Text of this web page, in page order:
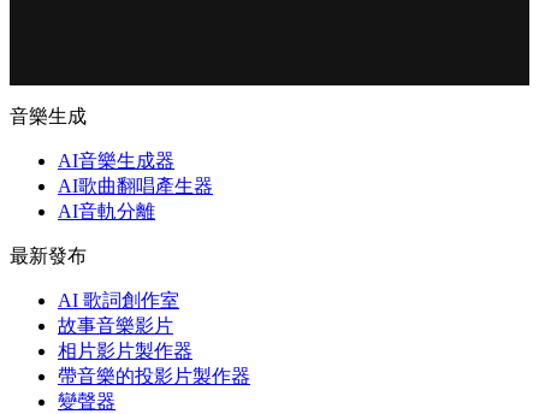
音樂生成
AI音樂生成器
AI歌曲翻唱產生器
AI音軌分離
最新發布
AI 歌詞創作室
故事音樂影片
相片影片製作器
帶音樂的投影片製作器
變聲器